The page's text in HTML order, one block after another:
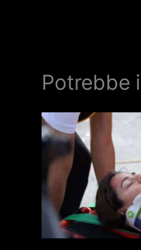
Potrebbe